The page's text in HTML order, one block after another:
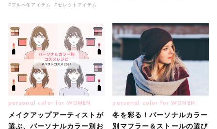
#ブルべ冬アイテム
#セレクトアイテム
personal color for WOMEN
メイクアップアーティストが
選ぶ、パーソナルカラー別お
personal color for WOMEN
冬を彩る！パーソナルカラー
別マフラー＆ストールの選び